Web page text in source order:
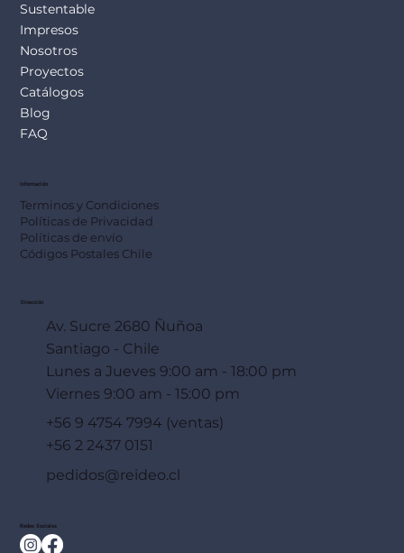
Sustentable
Impresos
Nosotros
Proyectos
Catálogos
Blog
FAQ
Información
Terminos y Condiciones
Políticas de Privacidad
Políticas de envío
Códigos Postales Chile
Dirección
Av. Sucre 2680 Ñuñoa
Santiago - Chile
Lunes a Jueves 9:00 am - 18:00 pm
Viernes 9:00 am - 15:00 pm
+56 9 4754 7994 (ventas)
+56 2 2437 0151
pedidos@reideo.cl
Redes Sociales